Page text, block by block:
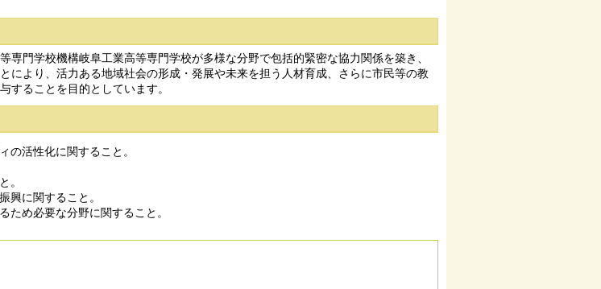
専門学校機構岐阜工業高等専門学校が多様な分野で包括的緊密な協力関係を築き、
により、活力ある地域社会の形成・発展や未来を担う人材育成、さらに市民等の教
することを目的としています。
の活性化に関すること。
。
興に関すること。
ため必要な分野に関すること。